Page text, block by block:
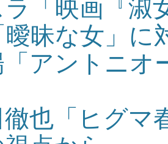
ラ「映画『淑
昧な女」に
「アントニオ
徹也「ヒグマ